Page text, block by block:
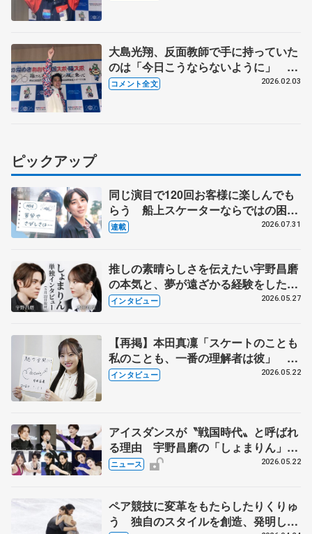
大島光翔、反面教師で手に持っていた
のは「今日こうならないように」 リ
ンクへ行く道でキャーキャー言われ
コメント全文 2026.02.03
ピックアップ
同じ演目で120回お客様に楽しんでも
らう 船上スケーターならではの困難
とは 影響あったPIW前キャプテン松
連載 2026.07.31
推しの素晴らしさを伝えたい宇野昌磨
の本気と、夢が遠ざかる経験をした本
田真凜の覚悟
インタビュー 2026.05.27
【再掲】本田真凜「スケートのことも
私のことも、一番の理解者は彼」 引
退時の単独インタビューで語った競技
インタビュー 2026.05.22
アイスダンスが〝戦国時代〟と呼ばれ
る理由 宇野昌磨の「しょまりん」ら
実力者が相次いで参戦 国内の競争激
ニュース 2026.05.22
ペア競技に変革をもたらしたりくりゅ
う 独自のスタイルを創造、発明した